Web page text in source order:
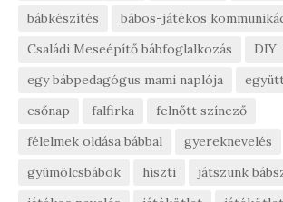
bábkészítés
bábos-játékos
Családi Meseépítő bábfoglalkozás
DIY
egy bábpedagógus mami naplója
esőnap
falfirka
felnőtt színező
félelmek oldása bábbal
gyereknevelés
gyümölcsbábok
hiszti
játszunk